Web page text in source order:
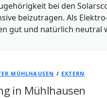
bei den
beizutragen. Als
gut und natürlich neutral
MÜHLHAUSEN / EXTERN
in Mühlhausen